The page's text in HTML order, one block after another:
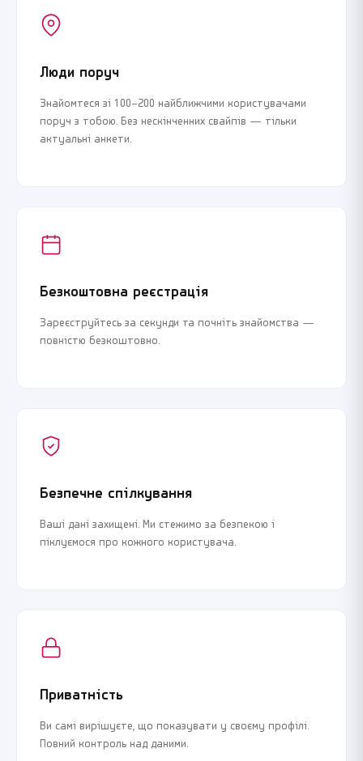
Люди поруч
Знайомтеся зі 100–200 найближчими користувачами
поруч з тобою. Без нескінченних свайпів — тільки
актуальні анкети.
Безкоштовна реєстрація
Зареєструйтесь за секунди та почніть знайомства —
повністю безкоштовно.
Безпечне спілкування
Ваші дані захищені. Ми стежимо за безпекою і
піклуємося про кожного користувача.
Приватність
Ви самі вирішуєте, що показувати у своєму профілі.
Повний контроль над даними.